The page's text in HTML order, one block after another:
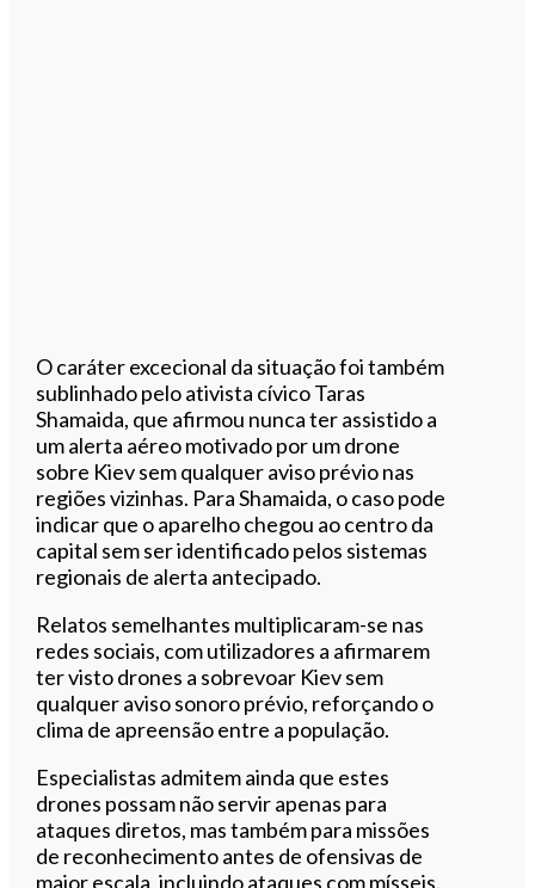
O caráter excecional da situação foi também
sublinhado pelo ativista cívico Taras
Shamaida, que afirmou nunca ter assistido a
um alerta aéreo motivado por um drone
sobre Kiev sem qualquer aviso prévio nas
regiões vizinhas. Para Shamaida, o caso pode
indicar que o aparelho chegou ao centro da
capital sem ser identificado pelos sistemas
regionais de alerta antecipado.
Relatos semelhantes multiplicaram-se nas
redes sociais, com utilizadores a afirmarem
ter visto drones a sobrevoar Kiev sem
qualquer aviso sonoro prévio, reforçando o
clima de apreensão entre a população.
Especialistas admitem ainda que estes
drones possam não servir apenas para
ataques diretos, mas também para missões
de reconhecimento antes de ofensivas de
maior escala, incluindo ataques com mísseis.